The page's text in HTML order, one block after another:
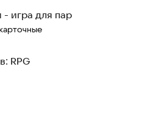
игра для пар
RPG